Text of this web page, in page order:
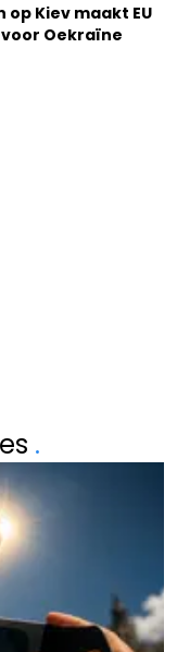
op Kiev maakt EU
Oekraïne
.